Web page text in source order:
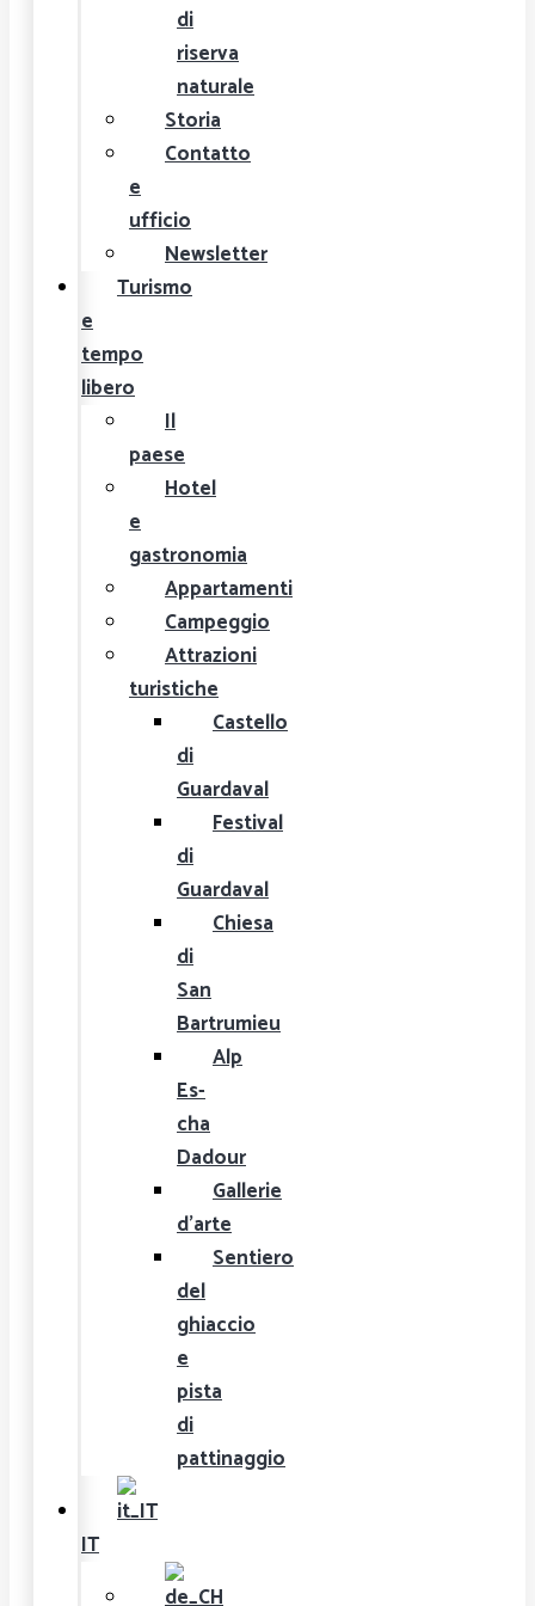
di
riserva
naturale
Storia
Contatto
e
ufficio
Newsletter
Turismo
e
tempo
libero
Il
paese
Hotel
e
gastronomia
Appartamenti
Campeggio
Attrazioni
turistiche
Castello
di
Guardaval
Festival
di
Guardaval
Chiesa
di
San
Bartrumieu
Alp
Es-
cha
Dadour
Gallerie
d'arte
Sentiero
del
ghiaccio
e
pista
di
pattinaggio
IT